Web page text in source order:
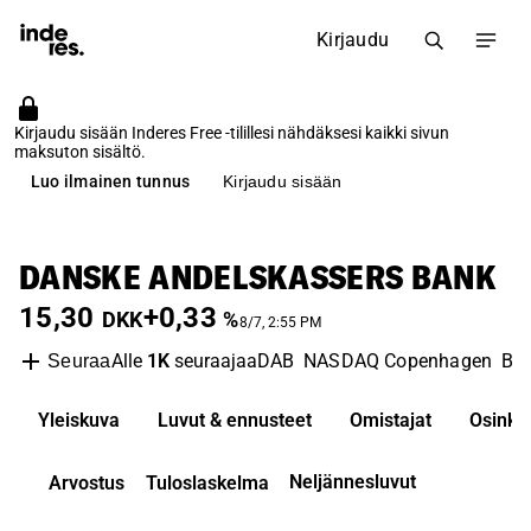
Kirjaudu
Kirjaudu sisään Inderes Free -tilillesi nähdäksesi kaikki sivun
maksuton sisältö.
Luo ilmainen tunnus
Kirjaudu sisään
DANSKE ANDELSKASSERS BANK
15,30 DKK+0,33 %8/7, 2:55 PM
SeuraaAlle 1KseuraajaaDAB NASDAQ Copenhagen
Yleiskuva Luvut & ennusteet Omistajat Osinko
Arvostus Tuloslaskelma Neljännesluvut